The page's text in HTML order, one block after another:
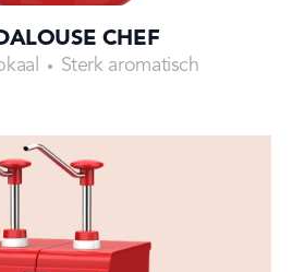
CHEF
Sterk aromatisch